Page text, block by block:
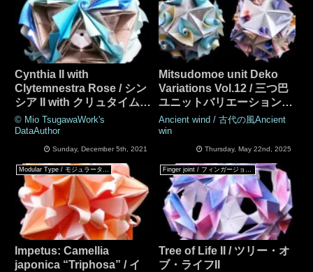
Cynthia II with
Clytemnestra Rose / シン
シア II with クリュタイムネ
ストラ ローズ
© Mio TsugawaWork's
DataAuthor
Sunday, December 5th, 2021
Mitsudomoe unit Deko
Variations Vol.12 / 三つ巴
ユニットバリエーション凸
バリエーション Vol.12
Ancient wind / 古代の風Ancient
win
Thursday, May 22nd, 2025
Impetus: Camellia
japonica “Triphosa” / イ
Tree of Life II / ツリー・オ
ブ・ライフII